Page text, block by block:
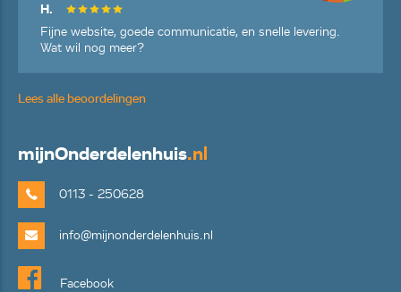
H.
Fijne website, goede communicatie, en snelle levering.
Wat wil nog meer?
Lees alle beoordelingen
mijnOnderdelenhuis.nl
0113 - 250628
info@mijnonderdelenhuis.nl
Facebook